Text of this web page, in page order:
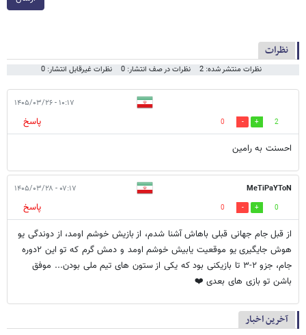
نظرات
نظرات منتشر شده: 2 نظرات در صف انتشار: 0 نظرات غیرقابل انتشار: 0
۱۰:۱۷ - ۱۴۰۵/۰۳/۲۶
2
0
پاسخ
احسنت به رامین
MeTiPaYToN ۰۷:۱۷ - ۱۴۰۵/۰۳/۲۸
0
0
پاسخ
از قبل جام جهانی قبلی باهاش آشنا شدم، از بازیش خوشم اومد، از دوندگی یو
هوش جایگیری یو موقعیت یابیش خوشم اومد و دمش گرم که تو این ۲دوره
جام، جزو ۲-۳ تا بازیکنی بود که یکی از ستون های تیم ملی بودن... موفق
باشن تو بازی های بعدی ❤️
آخرین اخبار